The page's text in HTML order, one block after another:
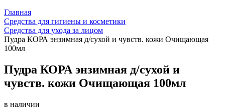
Главная
Средства для гигиены и косметики
Средства для ухода за лицом
Пудра КОРА энзимная д/сухой и чувств. кожи Очищающая
100мл
Пудра КОРА энзимная д/сухой и
чувств. кожи Очищающая 100мл
в наличии